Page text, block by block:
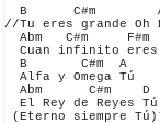
B      C#m
//Tu eres grande Oh
  Abm   C#m     F#m
  Cuan infinito eres
  B       C#m  A
  Alfa y Omega Tú
  Abm      C#m    D
El Rey de Reyes
(Eterno siempre